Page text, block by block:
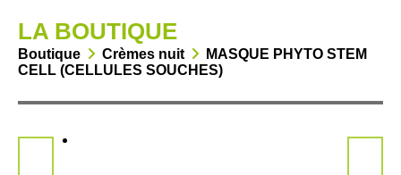
LA BOUTIQUE
Boutique Crèmes nuit
MASQUE PHYTO STEM
CELL (CELLULES SOUCHES)